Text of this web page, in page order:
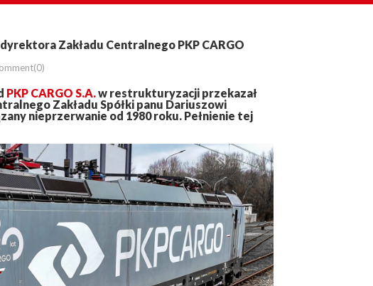
Zakładu Centralnego PKP CARGO
PKP CARGO S.A.w restrukturyzacji przekazał
Zakładu Spółki panu Dariuszowi
nieprzerwanie od 1980 roku. Pełnienie tej